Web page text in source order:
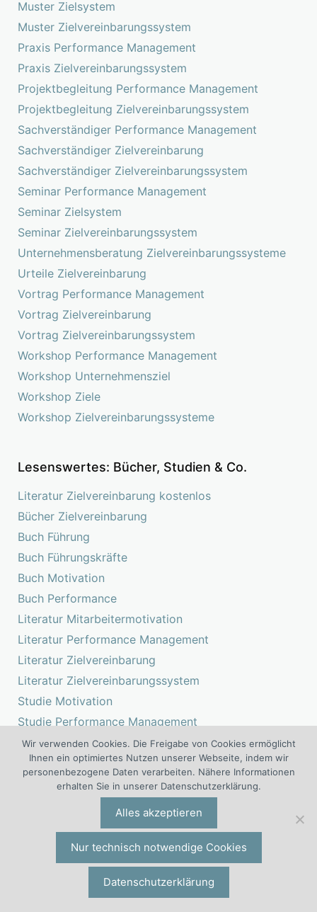
Muster Zielsystem
Muster Zielvereinbarungssystem
Praxis Performance Management
Praxis Zielvereinbarungssystem
Projektbegleitung Performance Management
Projektbegleitung Zielvereinbarungssystem
Sachverständiger Performance Management
Sachverständiger Zielvereinbarung
Sachverständiger Zielvereinbarungssystem
Seminar Performance Management
Seminar Zielsystem
Seminar Zielvereinbarungssystem
Unternehmensberatung Zielvereinbarungssysteme
Urteile Zielvereinbarung
Vortrag Performance Management
Vortrag Zielvereinbarung
Vortrag Zielvereinbarungssystem
Workshop Performance Management
Workshop Unternehmensziel
Workshop Ziele
Workshop Zielvereinbarungssysteme
Lesenswertes: Bücher, Studien & Co.
Literatur Zielvereinbarung kostenlos
Bücher Zielvereinbarung
Buch Führung
Buch Führungskräfte
Buch Motivation
Buch Performance
Literatur Mitarbeitermotivation
Literatur Performance Management
Literatur Zielvereinbarung
Literatur Zielvereinbarungssystem
Studie Motivation
Studie Performance Management
Studie Zielvereinbarung
Services für die Mitbestimmung
Betriebsrats-Beratung
Gutachten Performance Management
Gutachten Zielvereinbarung
Projektbegleitung Performance Management
Wir verwenden Cookies. Die Freigabe von Cookies ermöglicht
Ihnen ein optimiertes Nutzen unserer Webseite, indem wir
personenbezogene Daten verarbeiten. Nähere Informationen
erhalten Sie in unserer Datenschutzerklärung.
Alles akzeptieren
Nur technisch notwendige Cookies
Datenschutzerklärung